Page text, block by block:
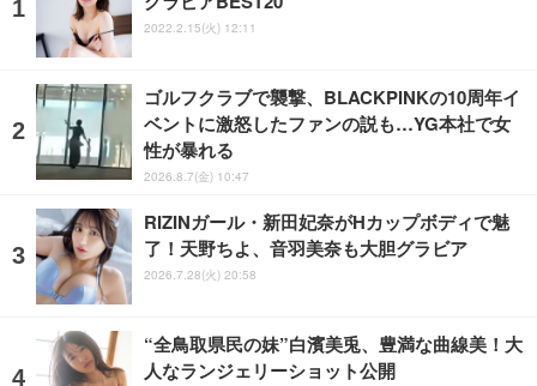
2022.2.15(火) 12:11
ゴルフクラブで襲撃、BLACKPINKの10周年イ
ベントに激怒したファンの説も…YG本社で女
性が暴れる
2026.8.7(金) 10:47
RIZINガール・新田妃奈がHカップボディで魅
了！天野ちよ、音羽美奈も大胆グラビア
2026.7.28(火) 20:58
“全鳥取県民の妹”白濱美兎、豊満な曲線美！大
人なランジェリーショット公開